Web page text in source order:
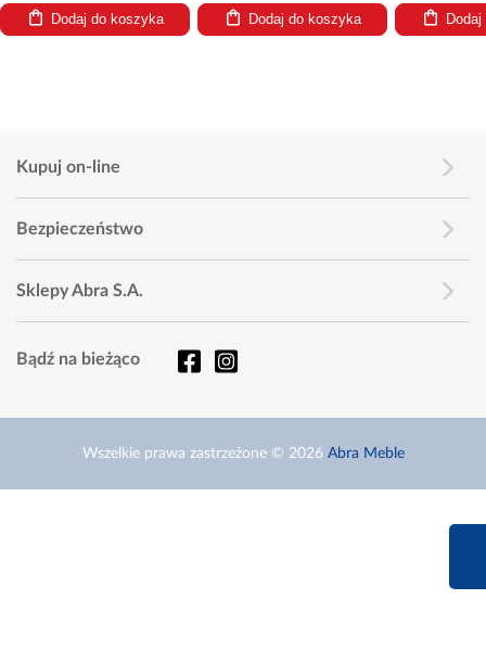
Dodaj do koszyka Dodaj do koszyka
Kupuj on-line
Bezpieczeństwo
Sklepy Abra S.A.
Bądź na bieżąco
Wszelkie prawa zastrzeżone © 2026 Abra Meble